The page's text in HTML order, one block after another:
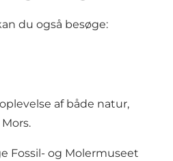
du også besøge:
af både natur,
Fossil- og Molermuseet